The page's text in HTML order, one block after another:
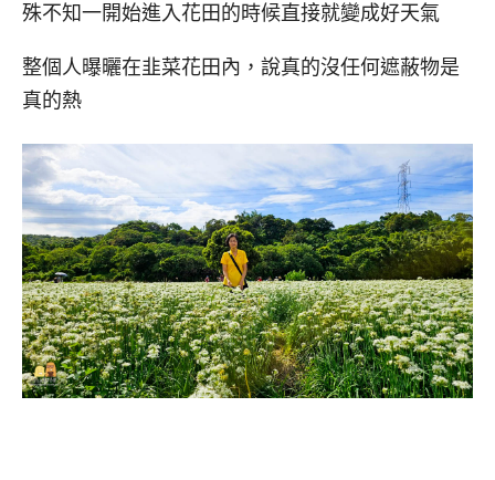
殊不知一開始進入花田的時候直接就變成好天氣
整個人曝曬在韭菜花田內，說真的沒任何遮蔽物是
真的熱